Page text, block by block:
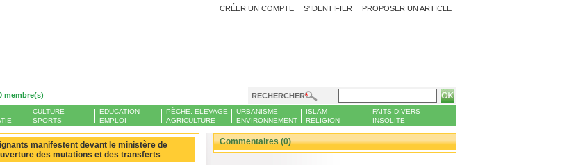
PROPOSER UN ARTICLE
CRÉER UN COMPTE S'IDENTIFIER
membre(s) RECHERCHER
CULTURE
SPORTS
EDUCATION
EMPLOI
PÊCHE, ELEVAGE
AGRICULTURE
URBANISME
ENVIRONNEMENT
ISLAM
RELIGION
FAITS DIVERS
INSOLITE
manifestent devant le ministère de
des mutations et des transferts
Commentaires (0)